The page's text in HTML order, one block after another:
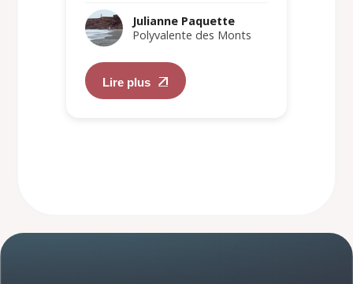
Julianne Paquette
Polyvalente des Monts
Lire plus